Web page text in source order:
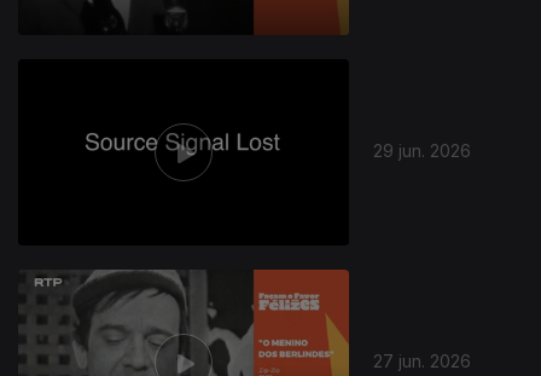
29 jun. 2026
27 jun. 2026